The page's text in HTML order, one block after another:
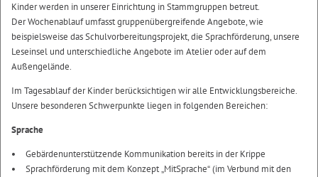
Kinder werden in unserer Einrichtung in Stammgruppen betreut.
Der Wochenablauf umfasst gruppenübergreifende Angebote, wie
beispielsweise das Schulvorbereitungsprojekt, die Sprachförderung, unsere
Leseinsel und unterschiedliche Angebote im Atelier oder auf dem
Außengelände.
Im Tagesablauf der Kinder berücksichtigen wir alle Entwicklungsbereiche.
Unsere besonderen Schwerpunkte liegen in folgenden Bereichen:
Sprache
Gebärdenunterstützende Kommunikation bereits in der Krippe
Sprachförderung mit dem Konzept „MitSprache“ (im Verbund mit den